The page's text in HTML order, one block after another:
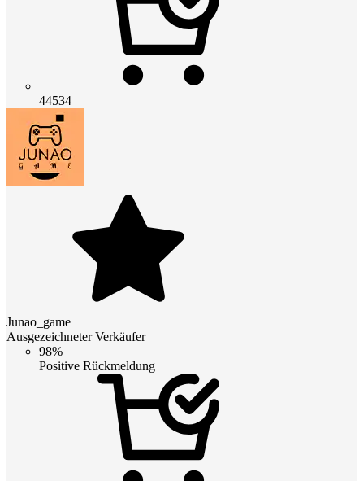
44534
Junao_game
Ausgezeichneter Verkäufer
98%
Positive Rückmeldung